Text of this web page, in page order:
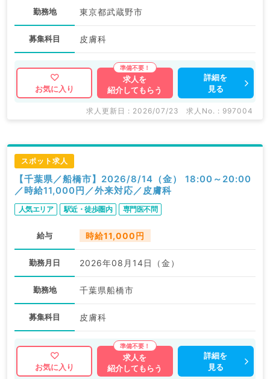
勤務地 東京都武蔵野市
募集科目 皮膚科
お気に入り
求人を
紹介してもらう
詳細を
見る
求人更新日 : 2026/07/23 求人No. : 997004
スポット求人
【千葉県／船橋市】2026/8/14（金） 18:00～20:00
／時給11,000円／外来対応／皮膚科
人気エリア 駅近・徒歩圏内 専門医不問
給与 時給11,000円
勤務月日 2026年08月14日（金）
勤務地 千葉県船橋市
募集科目 皮膚科
お気に入り
求人を
紹介してもらう
詳細を
見る